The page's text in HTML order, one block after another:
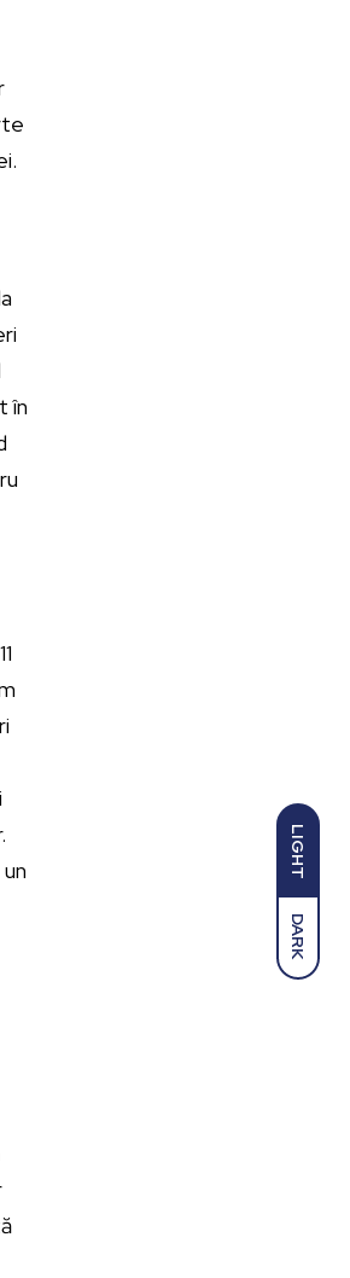
LIGHT
DARK
în